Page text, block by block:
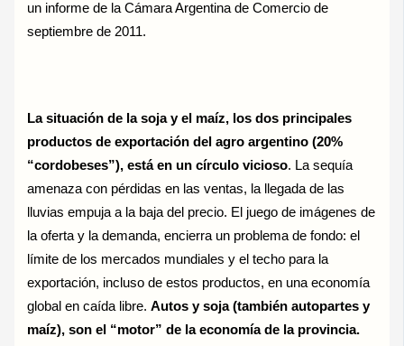
un informe de la Cámara Argentina de Comercio de
septiembre de 2011.
La situación de la soja y el maíz, los dos principales
productos de exportación del agro argentino (20%
“cordobeses”), está en un círculo vicioso. La sequía
amenaza con pérdidas en las ventas, la llegada de las
lluvias empuja a la baja del precio. El juego de imágenes de
la oferta y la demanda, encierra un problema de fondo: el
límite de los mercados mundiales y el techo para la
exportación, incluso de estos productos, en una economía
global en caída libre.Autos y soja (también autopartes y
maíz), son el “motor” de la economía de la provincia.